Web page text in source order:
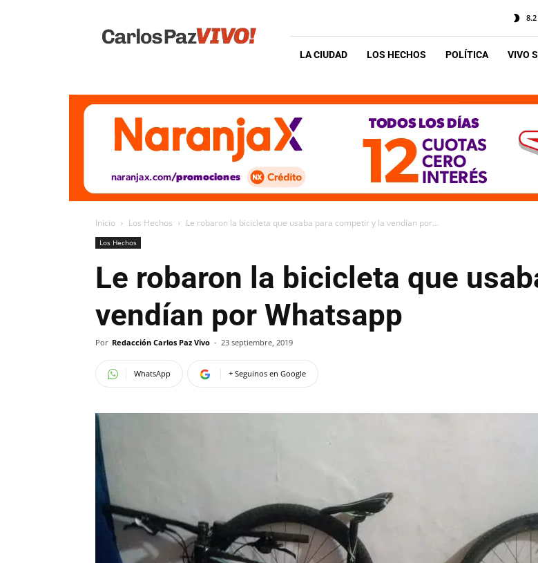
Vivo
8.2
LA CIUDAD LOS HECHOS POLÍTICA VIVO
Inicio Los Hechos Le robaron la bicicleta que usaba para competir y la vendían por...
Los Hechos
Le robaron la bicicleta que
vendían por Whatsapp
Por Redacción Carlos Paz Vivo - 23 septiembre, 2019
WhatsApp + Seguinos en Google